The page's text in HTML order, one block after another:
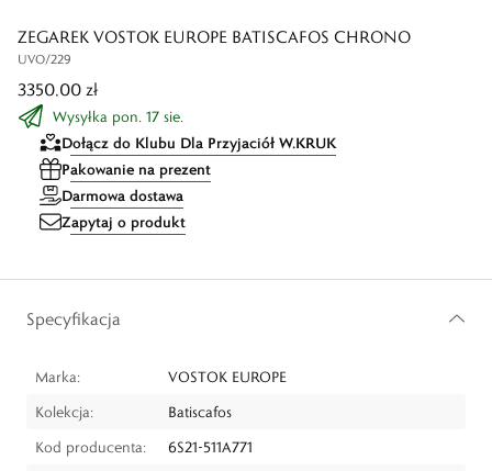
ZEGAREK VOSTOK EUROPE BATISCAFOS CHRONO
UVO/229
3350,00 zł
Wysyłka pon. 17 sie.
Dołącz do Klubu Dla Przyjaciół W.KRUK
Pakowanie na prezent
Darmowa dostawa
Zapytaj o produkt
Specyfikacja
Marka:
VOSTOK EUROPE
Kolekcja:
Batiscafos
Kod producenta:
6S21-511A771